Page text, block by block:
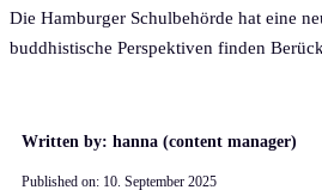
Die Hamburger Schulbehörde hat eine
buddhistische Perspektiven finden
Written by: hanna (content manager)
Published on: 10. September 2025